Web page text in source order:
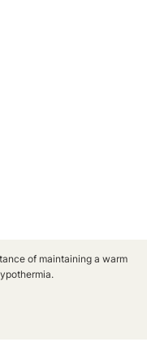
of maintaining a warm